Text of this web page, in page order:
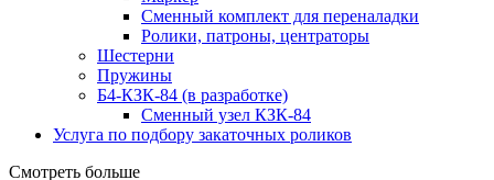
Сменный комплект для переналадки
Ролики, патроны, центраторы
Шестерни
Пружины
Б4-КЗК-84 (в разработке)
Сменный узел КЗК-84
Услуга по подбору закаточных роликов
Смотреть больше